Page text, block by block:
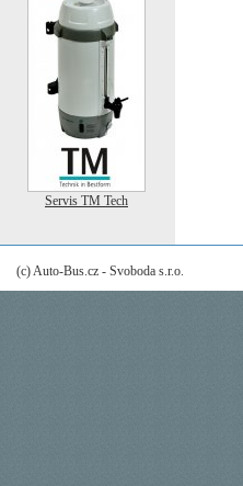
Servis TM Tech
(c) Auto-Bus.cz - Svoboda s.r.o.